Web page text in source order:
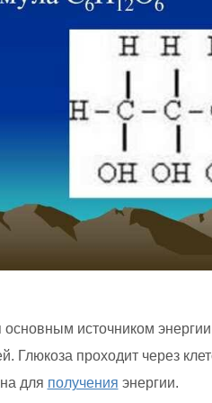
основным источником
Глюкоза проходит через
для получения энергии.